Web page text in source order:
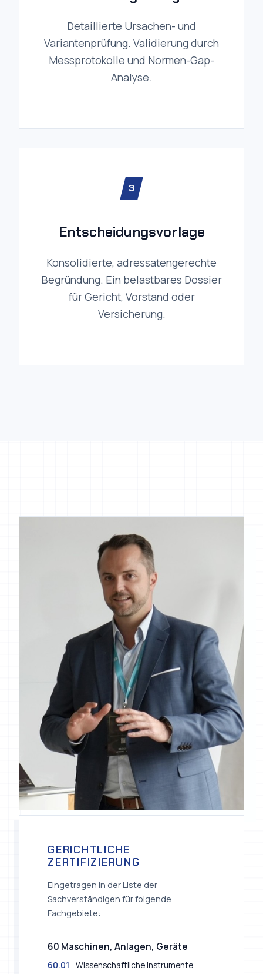
Variantenprüfung. Validierung durch
Messprotokolle und Normen-Gap-
Analyse.
3
Begründung. Ein belastbares Dossier
für Gericht, Vorstand oder
Versicherung.
ZERTIFIZIERUNG
Sachverständigen für folgende
Fachgebiete:
60.01 Wissenschaftliche Instrumente,
Geräte